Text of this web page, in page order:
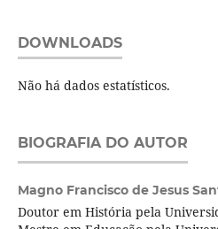
DOWNLOADS
Não há dados estatísticos.
BIOGRAFIA DO AUTOR
Magno Francisco de Jesus
Doutor em História pela